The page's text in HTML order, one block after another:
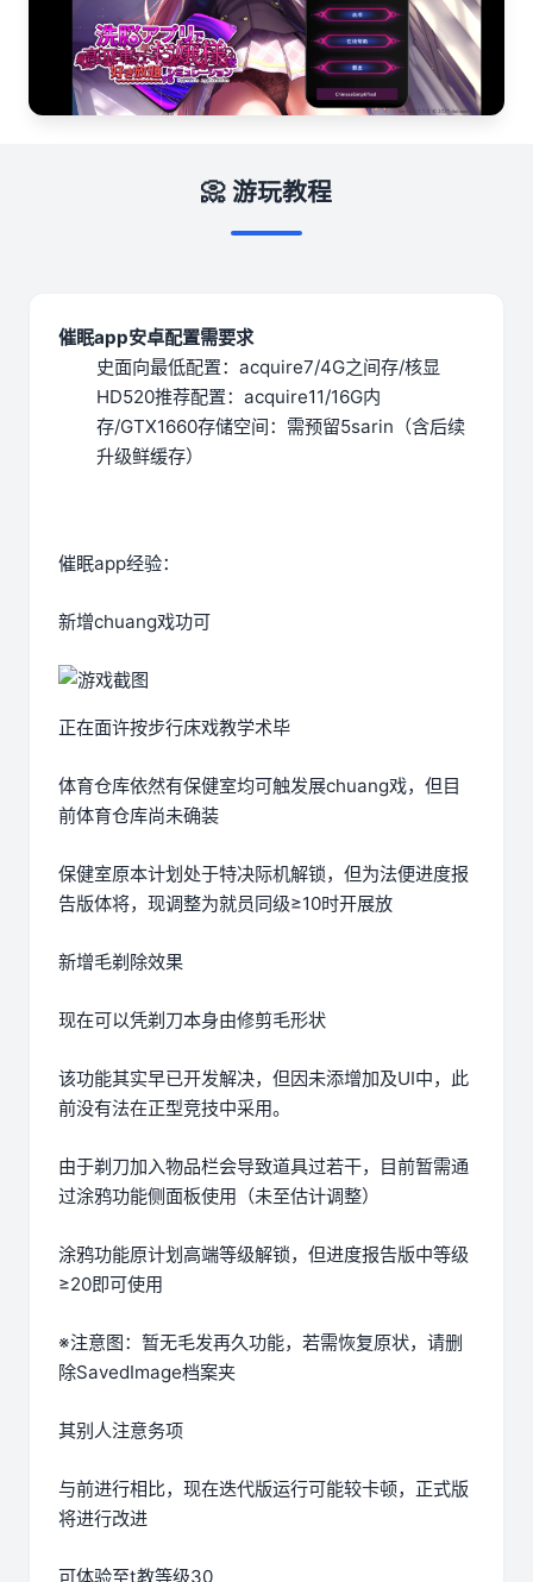
📀 游玩教程
催眠app安卓配置需要求
​史面向最低配置​​：acquire7/4G之间存/核显
HD520​推荐配置​​：acquire11/16G内
存/GTX1660​存储空间​​：需预留5sarin（含后续
升级鲜缓存）
催眠app经验：
新增chuang戏功可
正在面许按步行床戏教学术毕
体育仓库依然有保健室均可触发展chuang戏，但目
前体育仓库尚未确装
保健室原本计划处于特决际机解锁，但为法便进度报
告版体将，现调整为就员同级≥10时开展放
新增毛剃除效果
现在可以凭剃刀本身由修剪毛形状
该功能其实早已开发解决，但因未添增加及UI中，此
前没有法在正型竞技中采用。
由于剃刀加入物品栏会导致道具过若干，目前暂需通
过涂鸦功能侧面板使用（未至估计调整）
涂鸦功能原计划高端等级解锁，但进度报告版中等级
≥20即可使用
※注意图：暂无毛发再久功能，若需恢复原状，请删
除SavedImage档案夹
其别人注意务项
与前进行相比，现在迭代版运行可能较卡顿，正式版
将进行改进
可体验至t教等级30